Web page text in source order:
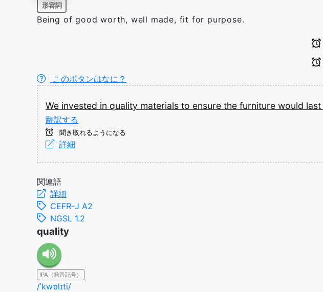
形容詞
Being of good worth, well made, fit for purpose.
このボタンはなに？
We invested in quality materials to ensure the furniture would last
翻訳する
聞き取れるようになる
詳細
関連語
詳細
CEFR-J A2
NGSL 1.2
quality
IPA（発音記号）
/ˈkwɒlɪti/